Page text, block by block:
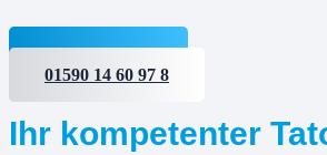
Jetzt anfragen
01590 14 60 97 8
Ihr kompetenter